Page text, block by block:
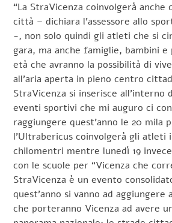
“La StraVicenza coinvolgerà anche
città – dichiara l’assessore allo
-, non solo quindi gli atleti che si
gara, ma anche famiglie, bambini e
età che avranno la possibilità di
all’aria aperta in pieno centro
StraVicenza si inserisce
eventi sportivi che mi auguro ci
raggiungere quest’anno le 20 mila
l’Ultrabericus coinvolgerà gli atleti
chilomentri mentre lunedì 19
con le scuole per “Vicenza che
StraVicenza è un evento
quest’anno si vanno ad
che porteranno Vicenza ad avere